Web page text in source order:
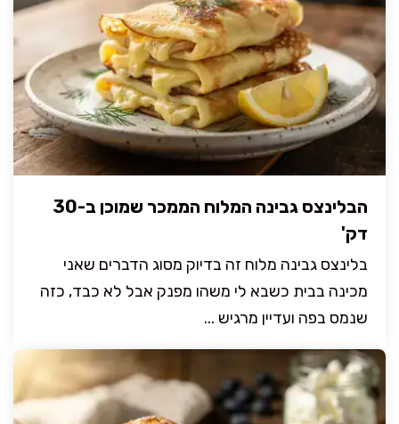
הבלינצס גבינה המלוח הממכר שמוכן ב-30
דק'
בלינצס גבינה מלוח זה בדיוק מסוג הדברים שאני
מכינה בבית כשבא לי משהו מפנק אבל לא כבד, כזה
שנמס בפה ועדיין מרגיש ...